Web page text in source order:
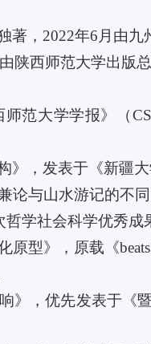
，2022年6月由九
陕西师范大学出版总
范大学学报》（
，发表于《新疆大
与山水游记的不
学社会科学优秀成
原型》，原载《
》，优先发表于《